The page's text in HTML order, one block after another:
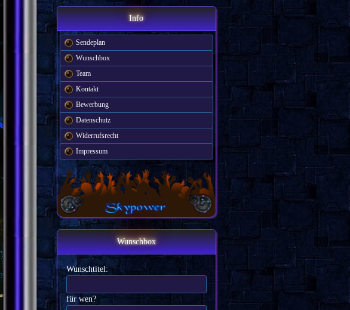
Info
Sendeplan
Wunschbox
Team
Kontakt
Bewerbung
Datenschutz
Widerrufsrecht
Impressum
Wunschbox
Wunschtitel:
für wen?